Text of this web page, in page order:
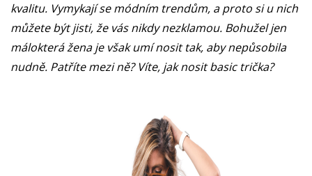
kvalitu. Vymykají se módním trendům, a proto si u nich
můžete být jisti, že vás nikdy nezklamou. Bohužel jen
málokterá žena je však umí nosit tak, aby nepůsobila
nudně. Patříte mezi ně? Víte, jak nosit basic trička?